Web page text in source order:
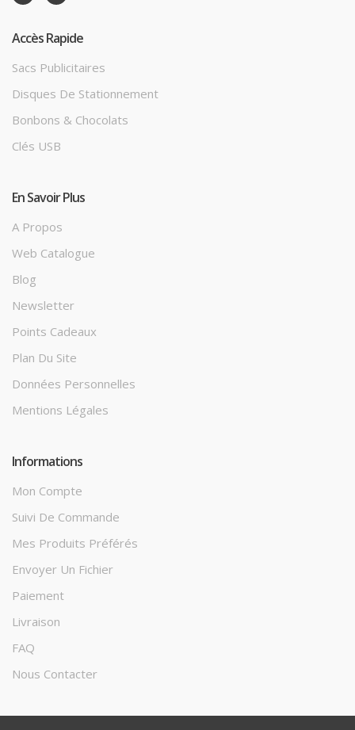
Accès Rapide
Sacs Publicitaires
Disques De Stationnement
Bonbons & Chocolats
Clés USB
En Savoir Plus
A Propos
Web Catalogue
Blog
Newsletter
Points Cadeaux
Plan Du Site
Données Personnelles
Mentions Légales
Informations
Mon Compte
Suivi De Commande
Mes Produits Préférés
Envoyer Un Fichier
Paiement
Livraison
FAQ
Nous Contacter